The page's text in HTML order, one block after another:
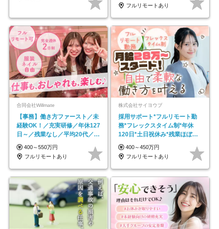
フルリモートあり
合同会社Willmate
【事務】働き方ファースト／未
経験OK！／充実研修／年休127
日～／残業なし／平均20代／リ
モートOK
400～550万円
フルリモートあり
株式会社サイヨウブ
採用サポート*フルリモート勤
務*フレックスタイム制*年休
120日*土日祝休み*残業ほぼな
し*育児中社員8割以上
400～450万円
フルリモートあり